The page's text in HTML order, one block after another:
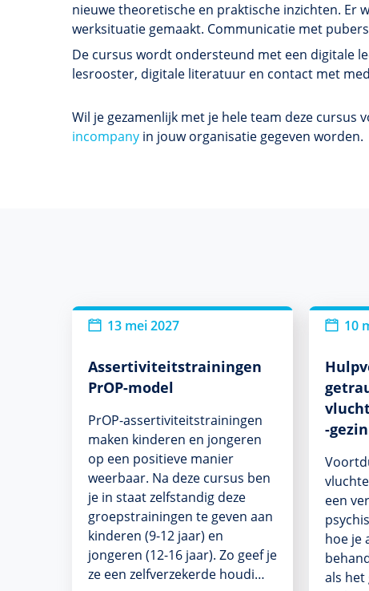
nieuwe theoretische en praktische inzichten. Er
werksituatie gemaakt. Communicatie met
De cursus wordt ondersteund met een digitale
lesrooster, digitale literatuur en contact met
Wil je gezamenlijk met je hele team deze cursus
incompany in jouw organisatie gegeven worden.
13 mei 2027
Assertiviteitstrainingen
PrOP-model
PrOP-assertiviteitstrainingen
maken kinderen en jongeren
op een positieve manier
weerbaar. Na deze cursus ben
je in staat zelfstandig deze
groepstrainingen te geven aan
kinderen (9-12 jaar) en
jongeren (12-16 jaar). Zo geef je
ze een zelfverzekerde houdi…
10
-
een
hoe je
als het